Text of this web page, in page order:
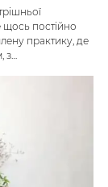
щось постійно
практику, де